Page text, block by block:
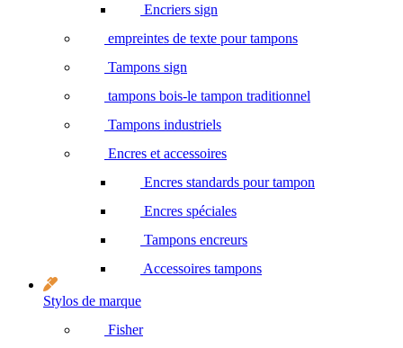
Encriers sign
empreintes de texte pour tampons
Tampons sign
tampons bois-le tampon traditionnel
Tampons industriels
Encres et accessoires
Encres standards pour tampon
Encres spéciales
Tampons encreurs
Accessoires tampons
Stylos de marque
Fisher